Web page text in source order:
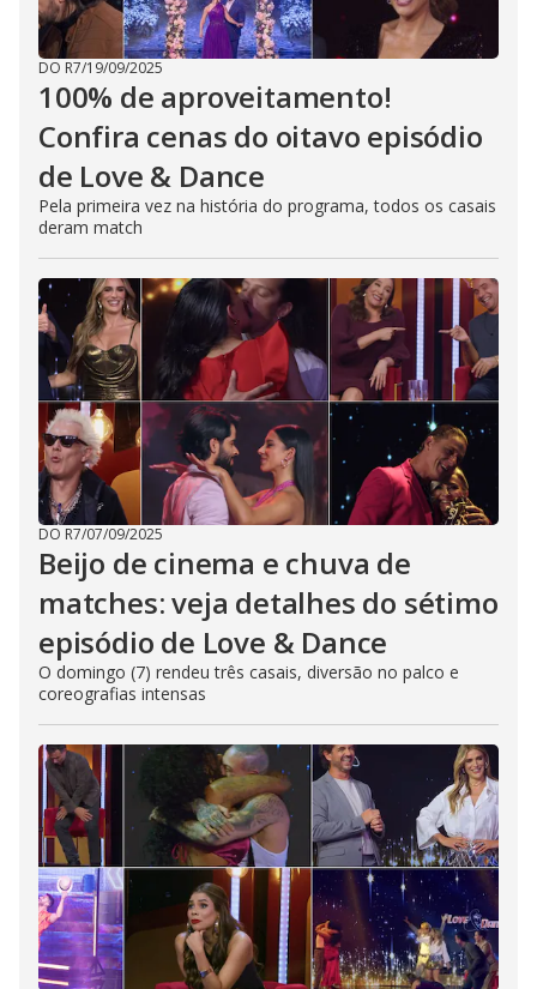
DO R7/19/09/2025
100% de aproveitamento!
Confira cenas do oitavo episódio
de Love & Dance
Pela primeira vez na história do programa, todos os casais
deram match
DO R7/07/09/2025
Beijo de cinema e chuva de
matches: veja detalhes do sétimo
episódio de Love & Dance
O domingo (7) rendeu três casais, diversão no palco e
coreografias intensas